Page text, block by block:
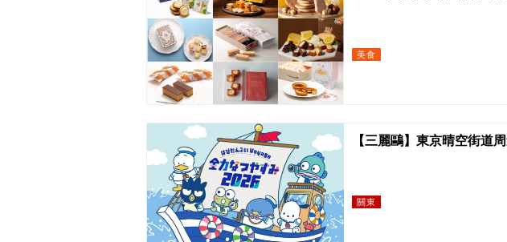
美食
【三麗鷗】東京晴空街道
關東